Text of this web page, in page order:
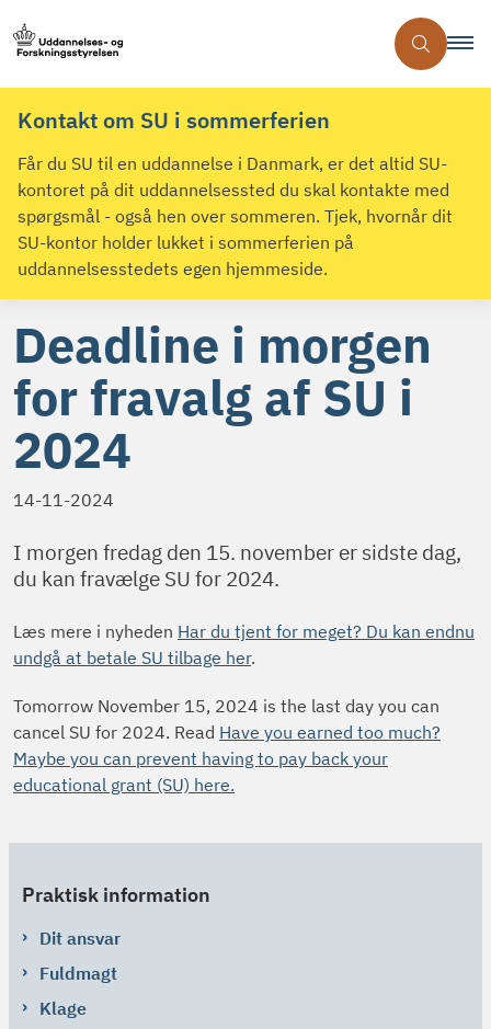
Kontakt om SU i sommerferien
Får du SU til en uddannelse i Danmark, er det altid SU-
kontoret på dit uddannelsessted du skal kontakte med
spørgsmål - også hen over sommeren. Tjek, hvornår dit
SU-kontor holder lukket i sommerferien på
uddannelsesstedets egen hjemmeside.
Deadline i morgen
for fravalg af SU i
2024
14-11-2024
I morgen fredag den 15. november er sidste dag,
du kan fravælge SU for 2024.
Læs mere i nyheden Har du tjent for meget? Du kan endnu
undgå at betale SU tilbage her.
Tomorrow November 15, 2024 is the last day you can
cancel SU for 2024. Read Have you earned too much?
Maybe you can prevent having to pay back your
educational grant (SU) here.
Praktisk information
Dit ansvar
Fuldmagt
Klage